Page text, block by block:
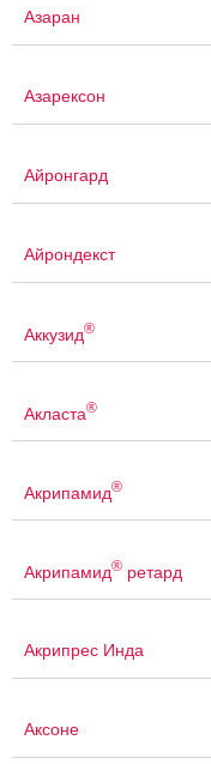
Азаран
Азарексон
Айронгард
Айрондекст
Аккузид®
Акласта®
Акрипамид®
Акрипамид® ретард
Акрипрес Инда
Аксоне